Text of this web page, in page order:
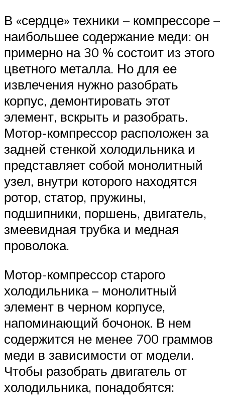
В «сердце» техники – компрессоре –
наибольшее содержание меди: он
примерно на 30 % состоит из этого
цветного металла. Но для ее
извлечения нужно разобрать
корпус, демонтировать этот
элемент, вскрыть и разобрать.
Мотор-компрессор расположен за
задней стенкой холодильника и
представляет собой монолитный
узел, внутри которого находятся
ротор, статор, пружины,
подшипники, поршень, двигатель,
змеевидная трубка и медная
проволока.
Мотор-компрессор старого
холодильника – монолитный
элемент в черном корпусе,
напоминающий бочонок. В нем
содержится не менее 700 граммов
меди в зависимости от модели.
Чтобы разобрать двигатель от
холодильника, понадобятся: